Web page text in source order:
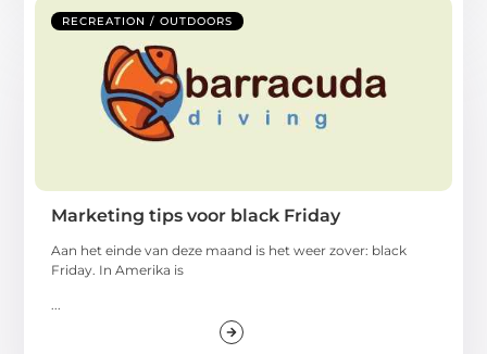
RECREATION / OUTDOORS
Marketing tips voor black Friday
Aan het einde van deze maand is het weer zover: black
Friday. In Amerika is
...